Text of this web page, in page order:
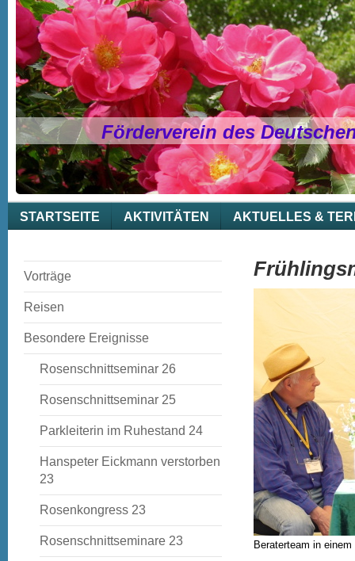
Förderverein des
STARTSEITE AKTIVITÄTEN AKTUELLES &
Vorträge
Reisen
Besondere Ereignisse
Rosenschnittseminar 26
Rosenschnittseminar 25
Parkleiterin im Ruhestand 24
Hanspeter Eickmann verstorben
23
Rosenkongress 23
Rosenschnittseminare 23 Beraterteam in